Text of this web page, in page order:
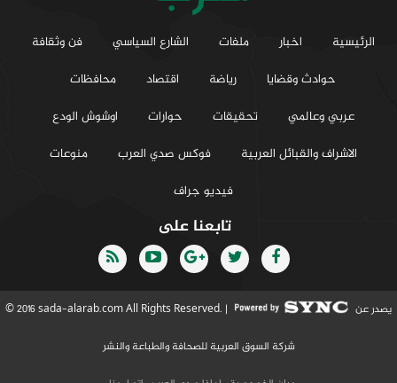
الرئيسية اخبار ملفات الشارع السياسي
فن وثقافة
حوادث وقضايا
رياضة اقتصاد
محافظات
عربي وعالمي
تحقيقات حوارات
اوشوش الودع
الاشراف والقبائل العربية
فوكس صدي العرب
منوعات
فيديو جراف
تابعنا على
© 2016 sada-alarab.com All Rights Reserved. | يصدر عن
شركة السوق العربية للصحافة والطباعة والنشر